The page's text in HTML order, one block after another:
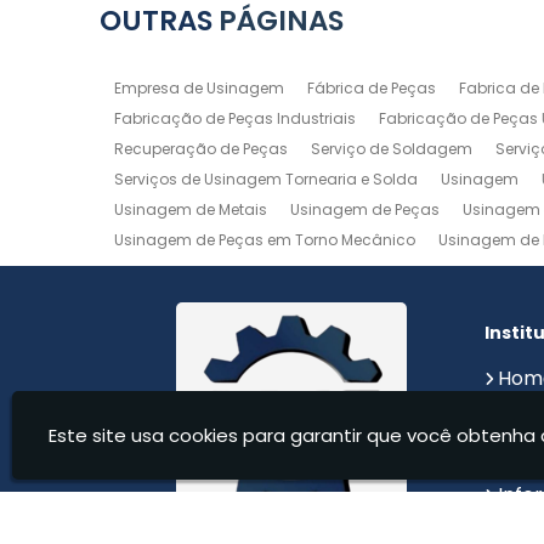
OUTRAS PÁGINAS
Empresa de Usinagem Fábrica de Peças Fabrica de
Fabricação de Peças Industriais
Fabricação de Peças
Recuperação de Peças
Serviço de Soldagem
Serviços de Usinagem Tornearia e Solda
Usinagem
Usinagem de Metais
Usinagem de Peças Usinagem
Usinagem de Peças em Torno Mecânico
Usinagem de
Usinagem de Precisão
Usinagem em Aluminio
Usinagem Maquinas
Usinagem Mecanica
Este site usa cookies para garantir que você obtenha